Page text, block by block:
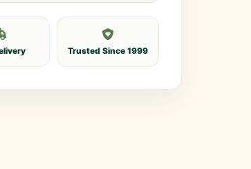
Trusted Since 1999